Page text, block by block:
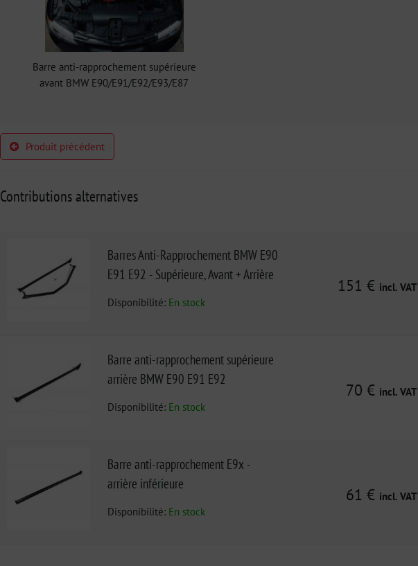
Barre anti-rapprochement supérieure
avant BMW E90/E91/E92/E93/E87
Produit précédent
Contributions alternatives
Barres Anti-Rapprochement BMW E90
E91 E92 - Supérieure, Avant + Arrière
Disponibilité: En stock
151 € incl. VAT
Barre anti-rapprochement supérieure
arrière BMW E90 E91 E92
Disponibilité: En stock
70 € incl. VAT
Barre anti-rapprochement E9x -
arrière inférieure
Disponibilité: En stock
61 € incl. VAT